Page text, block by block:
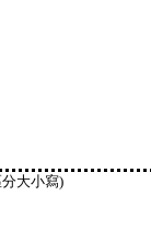
大小寫)